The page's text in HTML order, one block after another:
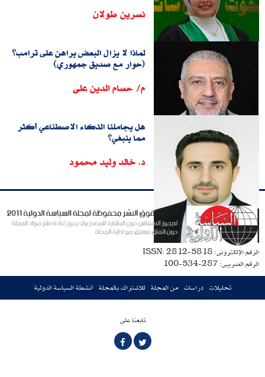
نسرين طولان
لماذا لا يزال البعض يراهن على ترامب؟
(حوار مع صديق جمهوري)
م/ حسام الدين على
هل يجاملنا الذكاء الاصطناعي أكثر
مما ينبغي؟
د. خالد وليد محمود
الرقم الإلكترونى: ISSN: 2812-5818
الرقم الضريبى: 287-534-100
تحليلات دراسات من المجلة للاشتراك بالمجلة أنشطة السياسة الدولية
تابعنا على